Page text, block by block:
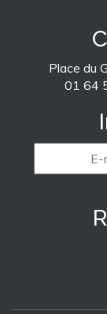
Place du
01 64